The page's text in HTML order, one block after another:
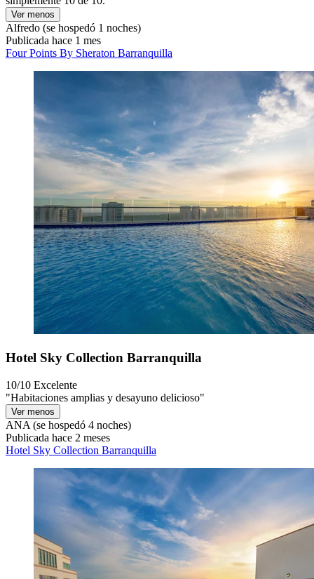
Ver menos
Alfredo (se hospedó 1 noches)
Publicada hace 1 mes
Four Points By Sheraton Barranquilla
Hotel Sky Collection Barranquilla
10/10 Excelente
"Habitaciones amplias y desayuno delicioso"
Ver menos
ANA (se hospedó 4 noches)
Publicada hace 2 meses
Hotel Sky Collection Barranquilla